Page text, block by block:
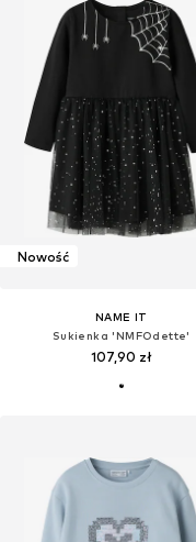
Nowość
NAME IT
Sukienka 'NMFOdette'
107,90 zł